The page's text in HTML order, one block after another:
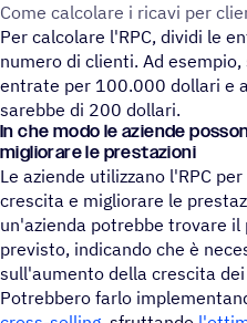
Come calco­lare i ricavi per
Per calcolare l'RPC, dividi le
numero di clienti. Ad
entrate per 100.000 dollari e
sarebbe di 200 dollari.
In che modo le aziende
migliorare le prestazioni
Le aziende utilizzano l'RPC
crescita e migliorare le
un'azienda potrebbe trovare il
previsto, indicando che è
sull'aumento della crescita
Potrebbero farlo